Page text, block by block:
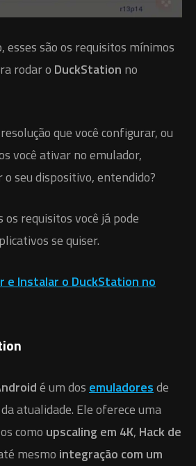
esses são os requisitos mínimos
rodar o DuckStation no
que você configurar, ou
você ativar no emulador,
seu dispositivo, entendido?
requisitos você já pode
se quiser.
e Instalar o DuckStation no
é um dosemuladoresde
atualidade. Ele oferece uma
como upscaling em 4K, Hack de
mesmo integração com um